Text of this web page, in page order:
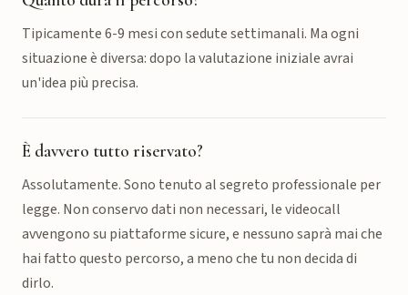
Tipicamente 6-9 mesi con sedute settimanali. Ma ogni
situazione è diversa: dopo la valutazione iniziale avrai
un'idea più precisa.
È davvero tutto riservato?
Assolutamente. Sono tenuto al segreto professionale per
legge. Non conservo dati non necessari, le videocall
avvengono su piattaforme sicure, e nessuno saprà mai che
hai fatto questo percorso, a meno che tu non decida di
dirlo.